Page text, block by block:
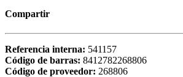
Compartir
Referencia interna: 541157
Código de barras: 8412782268806
Código de proveedor: 268806